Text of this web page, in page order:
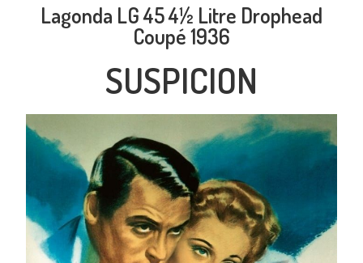
Lagonda LG 45 4½ Litre Drophead
Coupé 1936
SUSPICION